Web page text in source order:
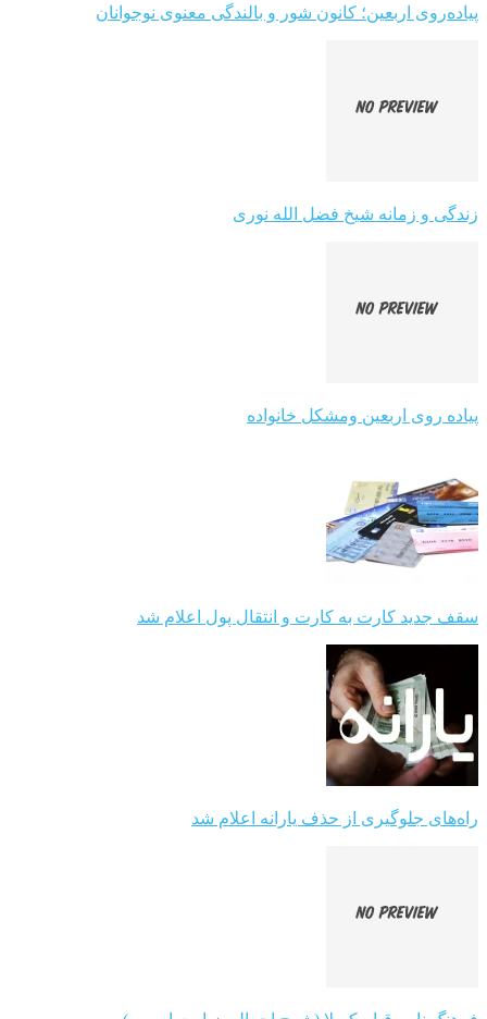
پیاده‌روی اربعین؛ کانون شور و بالندگی معنوی نوجوانان
زندگی و زمانه شیخ فضل الله نوری
پیاده روی اربعین ومشکل خانواده
سقف جدید کارت به کارت و انتقال پول اعلام شد
راه‌های جلوگیری از حذف یارانه اعلام شد